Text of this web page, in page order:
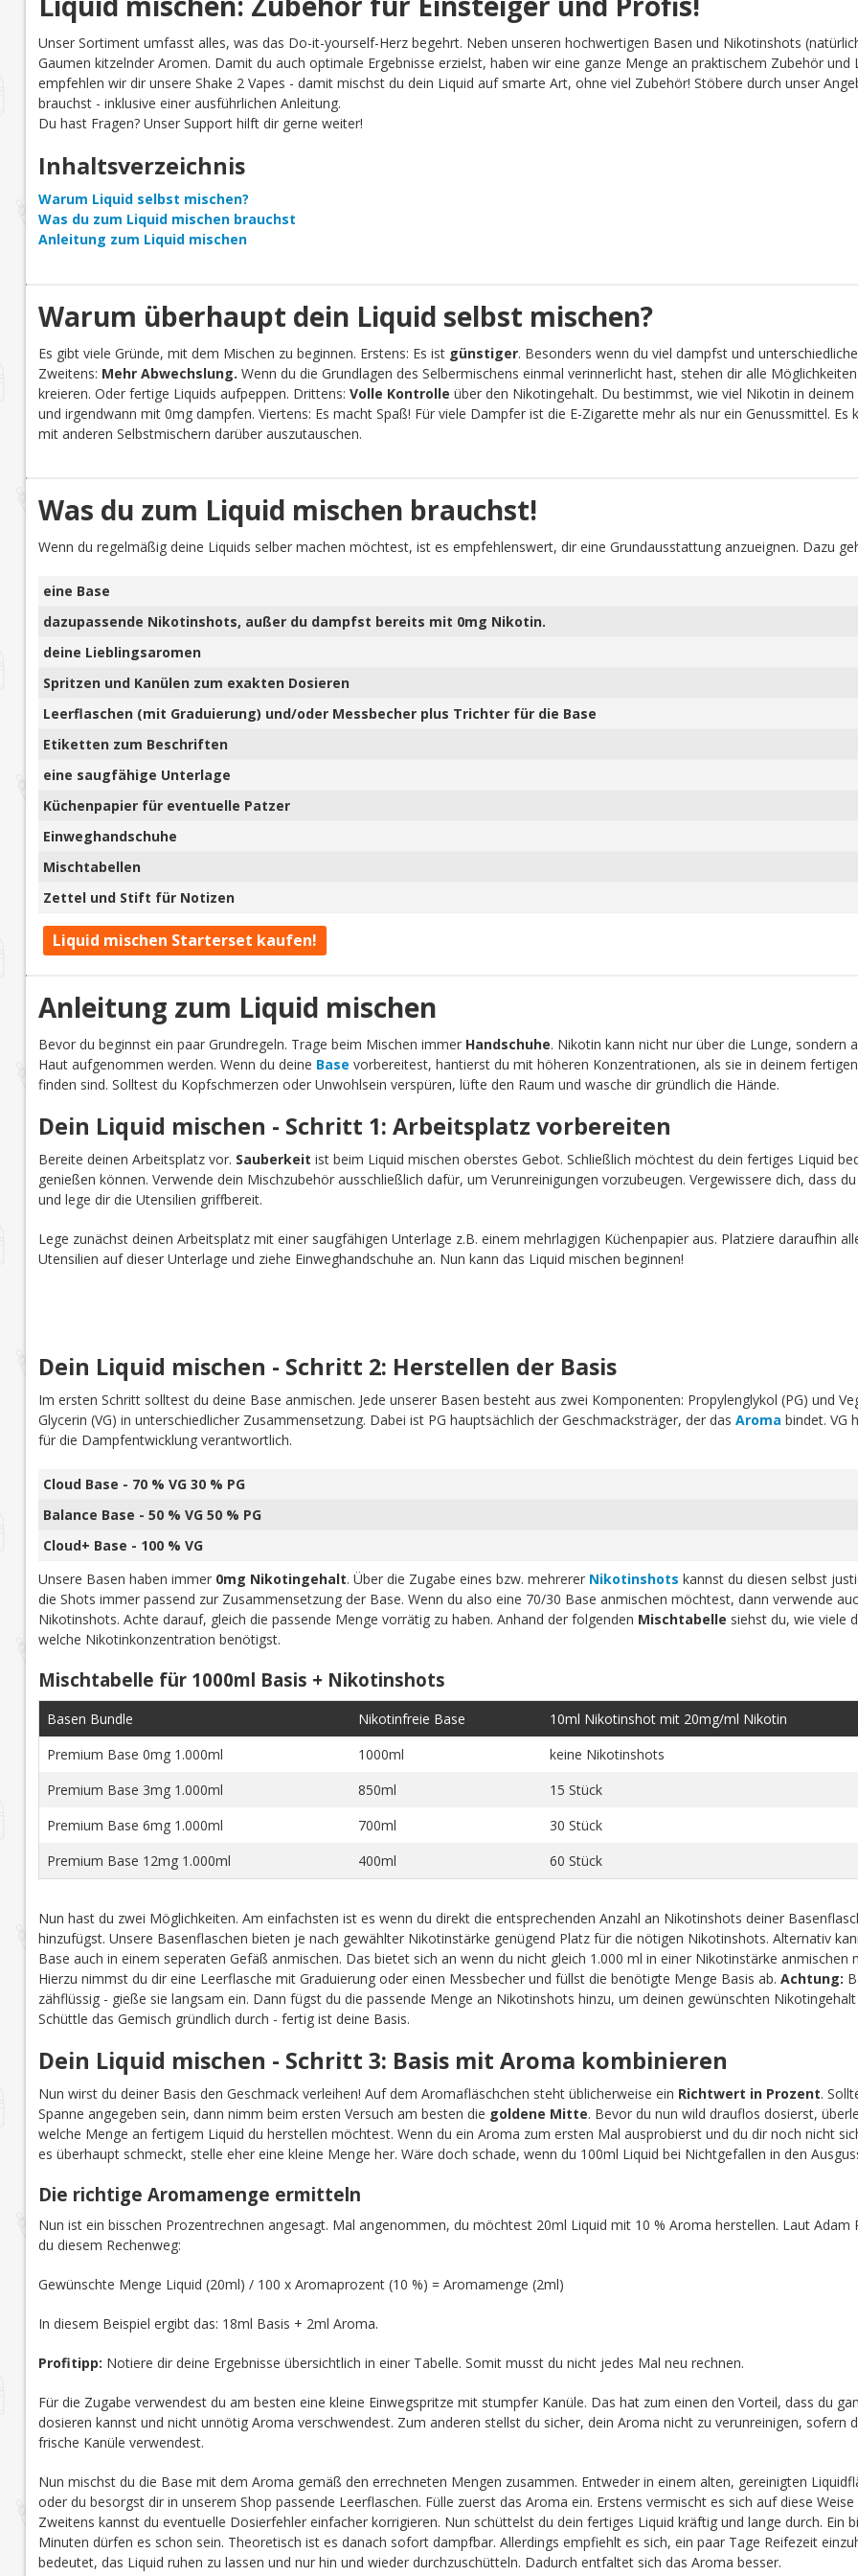
Unser Sortiment umfasst alles, was das Do-it-yourself-Herz begehrt. Neben unseren hochwertigen Basen und Nikotinshots
Gaumen kitzelnder Aromen. Damit du auch optimale Ergebnisse erzielst, haben wir eine ganze Menge an praktischem Zubehör
empfehlen wir dir unsere Shake 2 Vapes - damit mischst du dein Liquid auf smarte Art, ohne viel Zubehör! Stöbere durch unser
brauchst - inklusive einer ausführlichen Anleitung.
Du hast Fragen? Unser Support hilft dir gerne weiter!
Inhaltsverzeichnis
Warum Liquid selbst mischen?
Was du zum Liquid mischen brauchst
Anleitung zum Liquid mischen
Warum überhaupt dein Liquid selbst mischen?
Es gibt viele Gründe, mit dem Mischen zu beginnen. Erstens: Es ist günstiger. Besonders wenn du viel dampfst und
Zweitens: Mehr Abwechslung. Wenn du die Grundlagen des Selbermischens einmal verinnerlicht hast, stehen dir alle
kreieren. Oder fertige Liquids aufpeppen. Drittens: Volle Kontrolle über den Nikotingehalt. Du bestimmst, wie viel Nikotin in
und irgendwann mit 0mg dampfen. Viertens: Es macht Spaß! Für viele Dampfer ist die E-Zigarette mehr als nur ein Genussmittel.
mit anderen Selbstmischern darüber auszutauschen.
Was du zum Liquid mischen brauchst!
Wenn du regelmäßig deine Liquids selber machen möchtest, ist es empfehlenswert, dir eine Grundausstattung anzueignen. Dazu
eine Base
dazupassende Nikotinshots, außer du dampfst bereits mit 0mg Nikotin.
deine Lieblingsaromen
Spritzen und Kanülen zum exakten Dosieren
Leerflaschen (mit Graduierung) und/oder Messbecher plus Trichter für die Base
Etiketten zum Beschriften
eine saugfähige Unterlage
Küchenpapier für eventuelle Patzer
Einweghandschuhe
Mischtabellen
Zettel und Stift für Notizen
Liquid mischen Starterset kaufen!
Anleitung zum Liquid mischen
Bevor du beginnst ein paar Grundregeln. Trage beim Mischen immer Handschuhe. Nikotin kann nicht nur über die Lunge, sondern
Haut aufgenommen werden. Wenn du deine Base vorbereitest, hantierst du mit höheren Konzentrationen, als sie in deinem
finden sind. Solltest du Kopfschmerzen oder Unwohlsein verspüren, lüfte den Raum und wasche dir gründlich die Hände.
Dein Liquid mischen - Schritt 1: Arbeitsplatz vorbereiten
Bereite deinen Arbeitsplatz vor. Sauberkeit ist beim Liquid mischen oberstes Gebot. Schließlich möchtest du dein fertiges Liquid
genießen können. Verwende dein Mischzubehör ausschließlich dafür, um Verunreinigungen vorzubeugen. Vergewissere dich, dass
und lege dir die Utensilien griffbereit.
Lege zunächst deinen Arbeitsplatz mit einer saugfähigen Unterlage z.B. einem mehrlagigen Küchenpapier aus. Platziere daraufhin
Utensilien auf dieser Unterlage und ziehe Einweghandschuhe an. Nun kann das Liquid mischen beginnen!
Dein Liquid mischen - Schritt 2: Herstellen der Basis
Im ersten Schritt solltest du deine Base anmischen. Jede unserer Basen besteht aus zwei Komponenten: Propylenglykol (PG) und
Glycerin (VG) in unterschiedlicher Zusammensetzung. Dabei ist PG hauptsächlich der Geschmacksträger, der das Aroma bindet. VG
für die Dampfentwicklung verantwortlich.
Cloud Base - 70 % VG 30 % PG
Balance Base - 50 % VG 50 % PG
Cloud+ Base - 100 % VG
Unsere Basen haben immer 0mg Nikotingehalt. Über die Zugabe eines bzw. mehrerer Nikotinshots kannst du diesen selbst
die Shots immer passend zur Zusammensetzung der Base. Wenn du also eine 70/30 Base anmischen möchtest, dann verwende
Nikotinshots. Achte darauf, gleich die passende Menge vorrätig zu haben. Anhand der folgenden Mischtabelle siehst du, wie viele
welche Nikotinkonzentration benötigst.
Mischtabelle für 1000ml Basis + Nikotinshots
Basen Bundle Nikotinfreie Base
10ml Nikotinshot mit 20mg/ml Nikotin
Premium Base 0mg 1.000ml
1000ml
keine Nikotinshots
Premium Base 3mg 1.000ml
850ml
15 Stück
Premium Base 6mg 1.000ml
700ml
30 Stück
Premium Base 12mg 1.000ml
400ml 60 Stück
Nun hast du zwei Möglichkeiten. Am einfachsten ist es wenn du direkt die entsprechenden Anzahl an Nikotinshots deiner
hinzufügst. Unsere Basenflaschen bieten je nach gewählter Nikotinstärke genügend Platz für die nötigen Nikotinshots. Alternativ
Base auch in einem seperaten Gefäß anmischen. Das bietet sich an wenn du nicht gleich 1.000 ml in einer Nikotinstärke anmischen
Hierzu nimmst du dir eine Leerflasche mit Graduierung oder einen Messbecher und füllst die benötigte Menge Basis ab. Achtung:
zähflüssig - gieße sie langsam ein. Dann fügst du die passende Menge an Nikotinshots hinzu, um deinen gewünschten
Schüttle das Gemisch gründlich durch - fertig ist deine Basis.
Dein Liquid mischen - Schritt 3: Basis mit Aroma kombinieren
Nun wirst du deiner Basis den Geschmack verleihen! Auf dem Aromafläschchen steht üblicherweise ein Richtwert in Prozent.
Spanne angegeben sein, dann nimm beim ersten Versuch am besten die goldene Mitte. Bevor du nun wild drauflos dosierst,
welche Menge an fertigem Liquid du herstellen möchtest. Wenn du ein Aroma zum ersten Mal ausprobierst und du dir noch nicht
es überhaupt schmeckt, stelle eher eine kleine Menge her. Wäre doch schade, wenn du 100ml Liquid bei Nichtgefallen in den
Die richtige Aromamenge ermitteln
Nun ist ein bisschen Prozentrechnen angesagt. Mal angenommen, du möchtest 20ml Liquid mit 10 % Aroma herstellen. Laut Adam
du diesem Rechenweg:
Gewünschte Menge Liquid (20ml) / 100 x Aromaprozent (10 %) = Aromamenge (2ml)
In diesem Beispiel ergibt das: 18ml Basis + 2ml Aroma.
Profitipp: Notiere dir deine Ergebnisse übersichtlich in einer Tabelle. Somit musst du nicht jedes Mal neu rechnen.
Für die Zugabe verwendest du am besten eine kleine Einwegspritze mit stumpfer Kanüle. Das hat zum einen den Vorteil, dass du
dosieren kannst und nicht unnötig Aroma verschwendest. Zum anderen stellst du sicher, dein Aroma nicht zu verunreinigen, sofern
frische Kanüle verwendest.
Nun mischst du die Base mit dem Aroma gemäß den errechneten Mengen zusammen. Entweder in einem alten, gereinigten
oder du besorgst dir in unserem Shop passende Leerflaschen. Fülle zuerst das Aroma ein. Erstens vermischt es sich auf diese Weise
Zweitens kannst du eventuelle Dosierfehler einfacher korrigieren. Nun schüttelst du dein fertiges Liquid kräftig und lange durch. Ein
Minuten dürfen es schon sein. Theoretisch ist es danach sofort dampfbar. Allerdings empfiehlt es sich, ein paar Tage Reifezeit
bedeutet, das Liquid ruhen zu lassen und nur hin und wieder durchzuschütteln. Dadurch entfaltet sich das Aroma besser.